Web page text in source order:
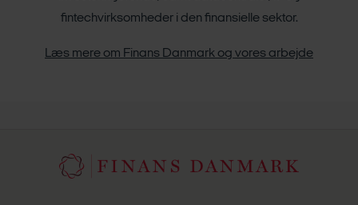
fintechvirksomheder i den finansielle sektor.
Læs mere om Finans Danmark og vores arbejde